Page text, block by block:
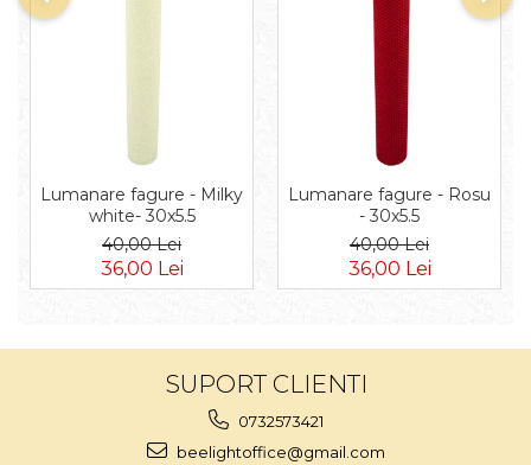
Lumanare fagure - Milky
white- 30x5.5
40,00 Lei
36,00 Lei
Lumanare fagure - Rosu
- 30x5.5
40,00 Lei
36,00 Lei
SUPORT CLIENTI
0732573421
beelightoffice@gmail.com